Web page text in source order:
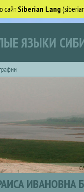
сайтSiberian Lang
ЯЗЫКИ
ИВАНОВНА